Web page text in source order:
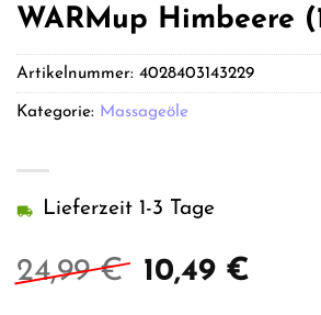
WARMup Himbeere
24,99€ 10,49 €
Lieferzeit 1-3 Tage
Artikelnummer: 4028403143229
Kategorie: Massageöle